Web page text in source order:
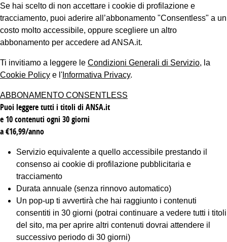
Se hai scelto di non accettare i cookie di profilazione e
tracciamento, puoi aderire all’abbonamento "Consentless" a un
costo molto accessibile, oppure scegliere un altro
abbonamento per accedere ad ANSA.it.
Ti invitiamo a leggere le Condizioni Generali di Servizio, la
Cookie Policy e l' Informativa Privacy.
ABBONAMENTO CONSENTLESS
Puoi leggere tutti i titoli di ANSA.it
e 10 contenuti ogni 30 giorni
a €16,99/anno
Servizio equivalente a quello accessibile prestando il
consenso ai cookie di profilazione pubblicitaria e
tracciamento
Durata annuale (senza rinnovo automatico)
Un pop-up ti avvertirà che hai raggiunto i contenuti
consentiti in 30 giorni (potrai continuare a vedere tutti i titoli
del sito, ma per aprire altri contenuti dovrai attendere il
successivo periodo di 30 giorni)